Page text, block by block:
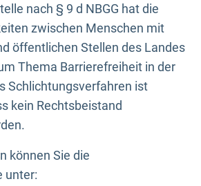
nach § 9 d NBGG hat die
zwischen Menschen mit
öffentlichen Stellen des Landes
Thema Barrierefreiheit in der
Schlichtungsverfahren ist
kein Rechtsbeistand
können Sie die
unter: